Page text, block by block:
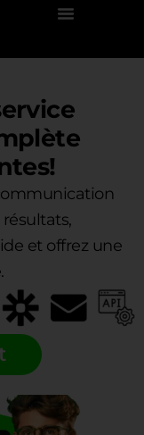
et offrez une